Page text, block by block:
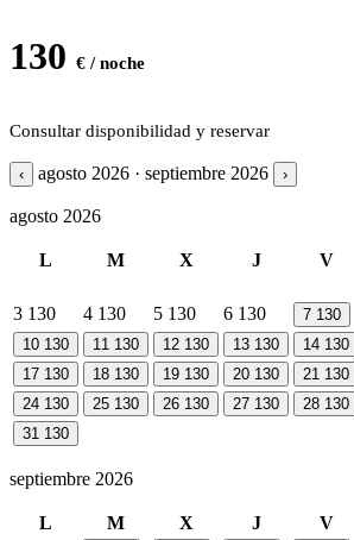
130 € / noche
Consultar disponibilidad y reservar
‹ agosto 2026 · septiembre 2026 ›
agosto 2026
L M X J V
3 130 4 130 5 130 6 130 7 130
10 130 11 130 12 130 13 130 14 130
17 130 18 130 19 130 20 130 21 130
24 130 25 130 26 130 27 130 28 130
31 130
septiembre 2026
L M X J V